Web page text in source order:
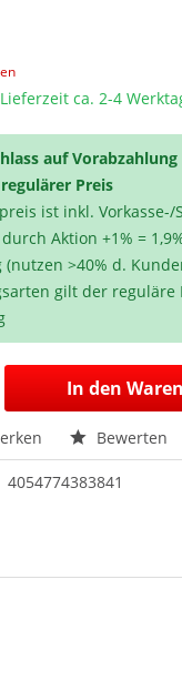
ca. 2-4
auf
Preis
ist inkl. Vorkasse-/
Aktion +1% =
>40% d.
gilt der reguläre
In den
Bewerten
4054774383841